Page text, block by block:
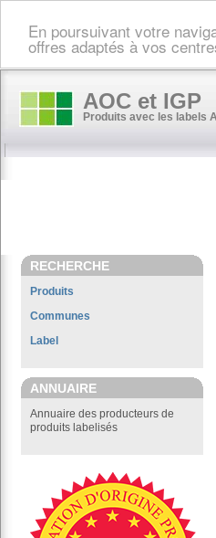
En poursuivant votre
offres adaptés à vos
AOC et IGP
Produits avec les labels
RECHERCHE
Produits
Communes
Label
ANNUAIRE
Annuaire des producteurs de
produits labelisés